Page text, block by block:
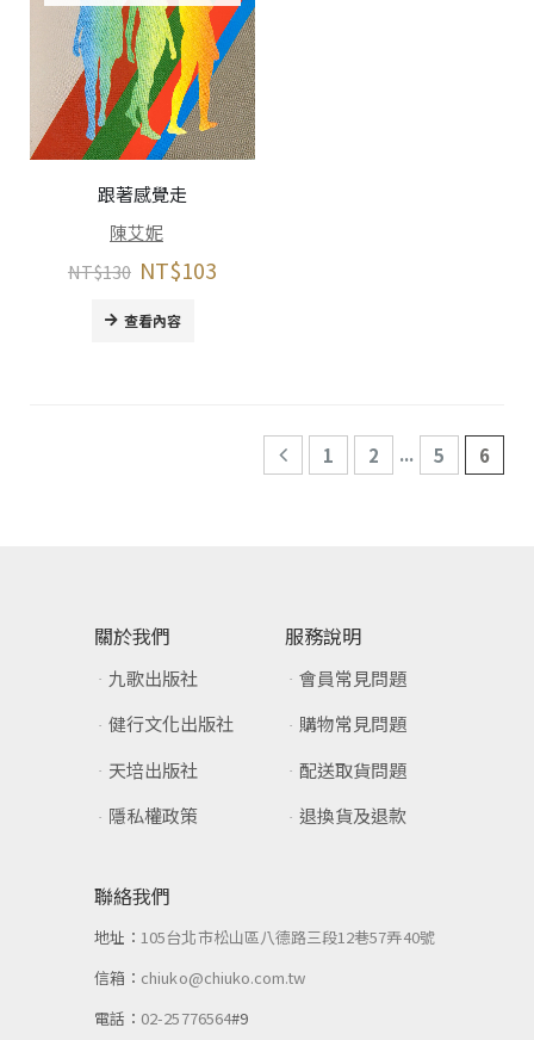
跟著感覺走
陳艾妮
NT$130 NT$103
查看內容
1 2 ... 5 6
關於我們
九歌出版社
健行文化出版社
天培出版社
隱私權政策
服務說明
會員常見問題
購物常見問題
配送取貨問題
退換貨及退款
聯絡我們
地址：105台北市松山區八德路三段12巷57弄40號
信箱： chiuko@chiuko.com.tw
電話： 02-25776564#9